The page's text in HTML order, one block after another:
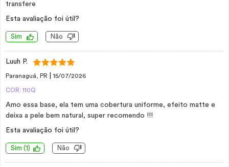
transfere
Esta avaliação foi útil?
Sim Não
Luuh P.
Paranaguá, PR 15/07/2026
COR: 110Q
Amo essa base, ela tem uma cobertura uniforme, efeito matte e
deixa a pele bem natural, super recomendo !!!
Esta avaliação foi útil?
Sim (1) Não